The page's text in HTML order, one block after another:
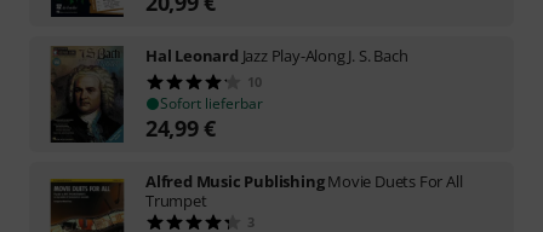
Hal Leonard Jazz Play-Along J. S. Bach
10
Sofort lieferbar
24,99€
Alfred Music PublishingMovie Duets For All
Trumpet
3